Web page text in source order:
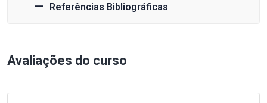
Referências Bibliográficas
Avaliações do curso